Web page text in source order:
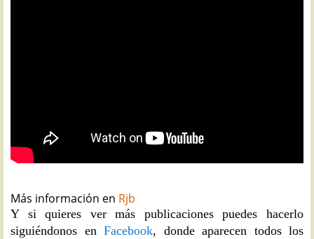
Más información en Rjb
Y si quieres ver más publicaciones puedes hacerlo
siguiéndonos en Facebook, donde aparecen todos los